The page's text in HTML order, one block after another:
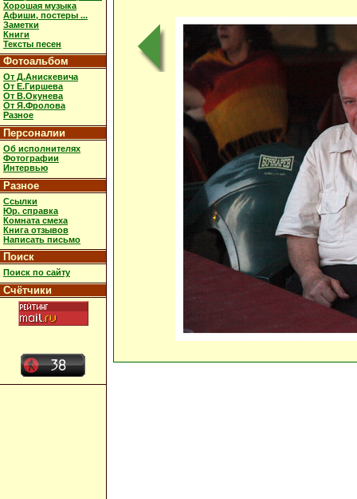
Хорошая музыка
Афиши, постеры ...
Заметки
Книги
Тексты песен
Фотоальбом
От Д.Анискевича
От Е.Гиршева
От В.Окунева
От Я.Фролова
Разное
Персоналии
Об исполнителях
Фотографии
Интервью
Разное
Ссылки
Юр. справка
Комната смеха
Книга отзывов
Написать письмо
Поиск
Поиск по сайту
Счётчики